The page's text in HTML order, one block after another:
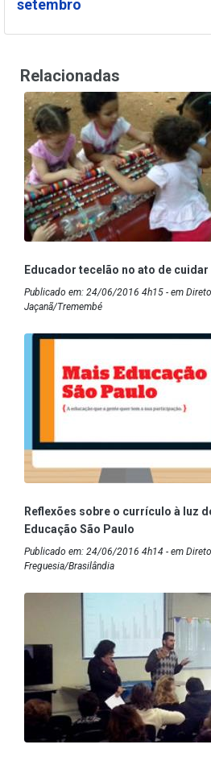
setembro
Relacionadas
Educador tecelão no ato de cuidar
Publicado em: 24/06/2016 4h15 - em
Jaçanã/Tremembé
Reflexões sobre o currículo à luz
Educação São Paulo
Publicado em: 24/06/2016 4h14 - em
Freguesia/Brasilândia